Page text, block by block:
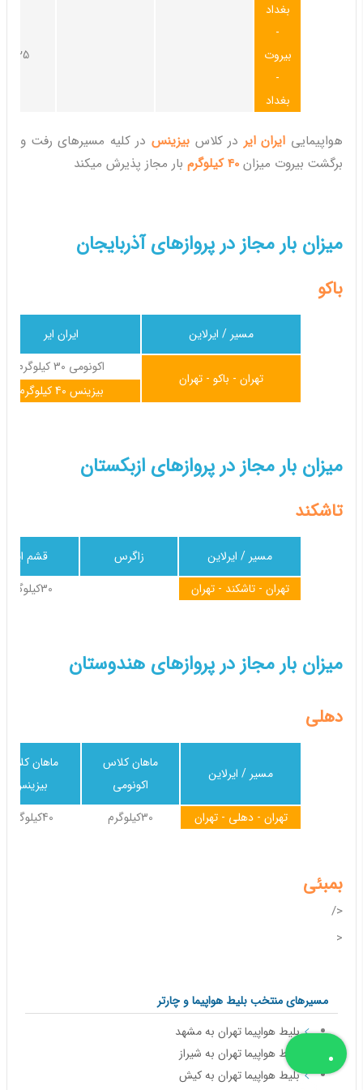
25کیلوگرم
بغداد
-
بیروت
-
بغداد
هواپیمایی ایران ایر در کلاس بیزینس در کلیه مسیرهای رفت و
برگشت بیروت میزان 40 کیلوگرم بار مجاز پذیرش میکند
میزان بار مجاز در پروازهای آذربایجان
باکو
ایران ایر
مسیر / ایرلاین
اکونومی 30 کیلوگرم
تهران - باکو - تهران
بیزینس 40 کیلوگرم
میزان بار مجاز در پروازهای ازبکستان
تاشکند
قشم ایر زاگرس
مسیر / ایرلاین
30کیلوگرم
تهران - تاشکند - تهران
میزان بار مجاز در پروازهای هندوستان
دهلی
ماهان کلاس
بیزینس
ماهان کلاس
اکونومی
مسیر / ایرلاین
40کیلوگرم 30کیلوگرم تهران - دهلی - تهران
بمبئی
</
<
مسیرهای منتخب بلیط هواپیما و چارتر
بلیط هواپیما تهران به مشهد
بلیط هواپیما تهران به شیراز
بلیط هواپیما تهران به کیش